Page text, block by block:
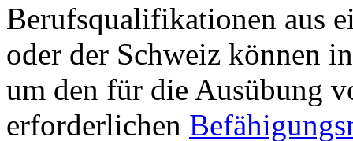
Berufsqualifikationen aus
oder der Schweiz können
um den für die Ausübung
erforderlichen